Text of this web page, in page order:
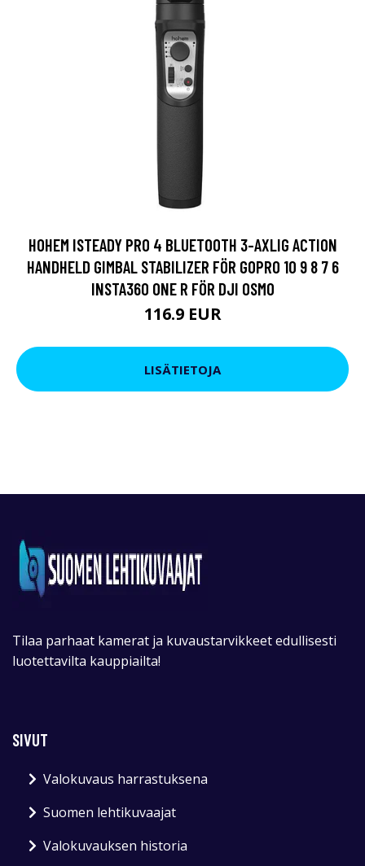
HOHEM ISTEADY PRO 4 BLUETOOTH 3-AXLIG ACTION
HANDHELD GIMBAL STABILIZER FÖR GOPRO 10 9 8 7 6
INSTA360 ONE R FÖR DJI OSMO
116.9 EUR
LISÄTIETOJA
Tilaa parhaat kamerat ja kuvaustarvikkeet edullisesti
luotettavilta kauppiailta!
SIVUT
Valokuvaus harrastuksena
Suomen lehtikuvaajat
Valokuvauksen historia